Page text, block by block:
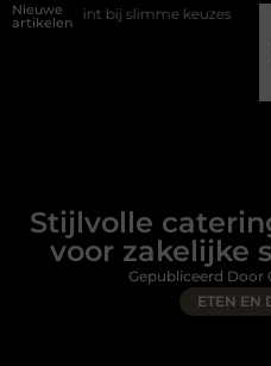
Nieuwe
artikelenkeuzes Waarom kiezen
Stijlvolle
voor zakelijke
ETEN EN
Gepubliceerd Door